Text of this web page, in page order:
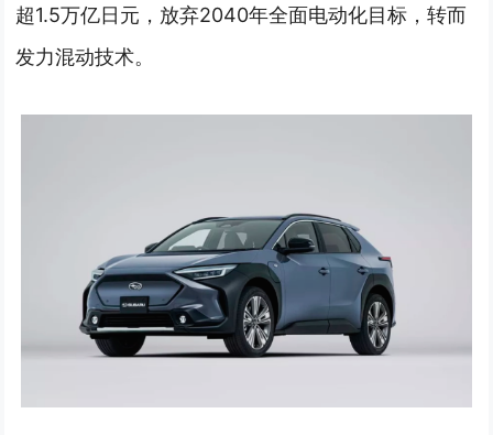
超1.5万亿日元，放弃2040年全面电动化目标，转而
发力混动技术。